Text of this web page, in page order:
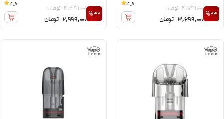
%23
4,799,000 تومان
3,699,000 تومان
4.8
%32
4,399,000 تومان
2,999,000 تومان
4.8